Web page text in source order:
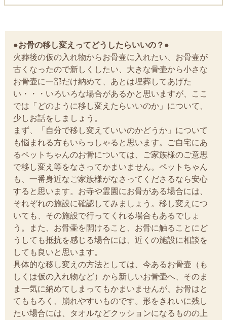
●お骨の移し変えってどうしたらいいの？●
火葬後の仮の入れ物からお骨壷に入れたい、お骨壷が
古くなったので新しくしたい、大きな骨壷から小さな
お骨壷に一部だけ納めて、あとは埋葬してあげた
い・・・いろいろな場合があるかと思いますが、ここ
では「どのように移し変えたらいいのか」について、
少しお話をしましょう。
まず、「自分で移し変えていいのかどうか」について
も悩まれる方もいらっしゃると思います。ご自宅にあ
るペットちゃんのお骨については、ご家族様のご意思
で移し変え等をなさってかまいません。ペットちゃん
も、一番身近なご家族様がなさってくださるなら安心
すると思います。お寺や霊園にお骨がある場合には、
それぞれの施設に確認してみましょう。移し変えにつ
いても、その施設で行ってくれる場合もあるでしょ
う。また、お骨壷を開けること、お骨に触ることにど
うしても抵抗を感じる場合には、近くの施設に相談を
しても良いと思います。
具体的な移し変えの方法としては、今あるお骨壷（も
しくは仮の入れ物など）から新しいお骨壷へ、そのま
ま一気に納めてしまってもかまいませんが、お骨はと
てももろく、崩れやすいものです。形をきれいに残し
たい場合には、タオルなどクッションになるものの上